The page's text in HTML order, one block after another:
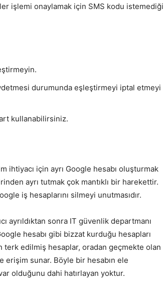
işlemi onaylamak için SMS kodu istemediği
durumunda eşleştirmeyi iptal etmeyi
kullanabilirsiniz.
için ayrı Google hesabı oluşturmak
ayrı tutmak çok mantıklı bir harekettir.
iş hesaplarını silmeyi unutmasıdır.
ayrıldıktan sonra IT güvenlik departmanı
hesabı gibi bizzat kurduğu hesapları
edilmiş hesaplar, oradan geçmekte olan
erişim sunar. Böyle bir hesabın ele
olduğunu dahi hatırlayan yoktur.